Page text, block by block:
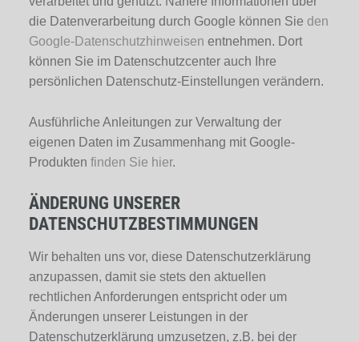
die Datenverarbeitung durch Google können Sie den
Google-Datenschutzhinweisen entnehmen. Dort
können Sie im Datenschutzcenter auch Ihre
persönlichen Datenschutz-Einstellungen verändern.
Ausführliche Anleitungen zur Verwaltung der
eigenen Daten im Zusammenhang mit Google-
Produkten finden Sie hier.
ÄNDERUNG UNSERER
DATENSCHUTZBESTIMMUNGEN
Wir behalten uns vor, diese Datenschutzerklärung
anzupassen, damit sie stets den aktuellen
rechtlichen Anforderungen entspricht oder um
Änderungen unserer Leistungen in der
Datenschutzerklärung umzusetzen, z.B. bei der